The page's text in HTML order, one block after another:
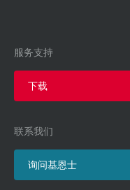
服务支持
下载
联系我们
询问基恩士